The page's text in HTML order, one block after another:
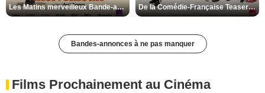
Les Matins merveilleux Bande-annonce VF De la Comédie-Française Teaser VF
Bandes-annonces à ne pas manquer
Films Prochainement au Cinéma